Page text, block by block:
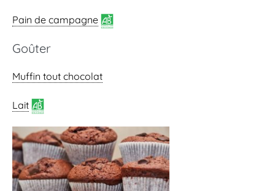
Pain de campagne
Goûter
Muffin tout chocolat
Lait